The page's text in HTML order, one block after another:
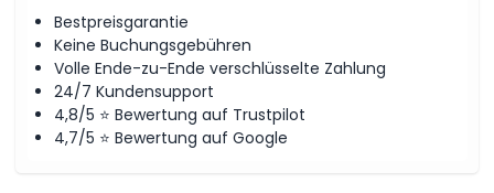
Dinge, die Sie wissen sollten
Ort
Bestpreisgarantie
Keine Buchungsgebühren
Volle Ende-zu-Ende verschlüsselte Zahlung
24/7 Kundensupport
4,8/5 ⭐ Bewertung auf Trustpilot
4,7/5 ⭐ Bewertung auf Google